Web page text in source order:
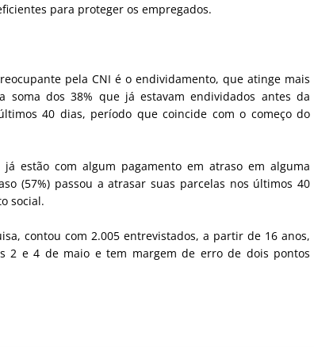
para proteger os empregados.
pela CNI é o endividamento, que atinge mais
soma dos 38% que já estavam endividados antes da
40 dias, período que coincide com o começo do
estão com algum pagamento em atraso em alguma
(57%) passou a atrasar suas parcelas nos últimos 40
social.
contou com 2.005 entrevistados, a partir de 16 anos,
2 e 4 de maio e tem margem de erro de dois pontos